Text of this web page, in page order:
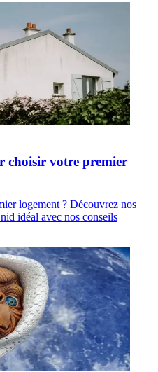
choisir votre premier
logement ? Découvrez nos
idéal avec nos conseils